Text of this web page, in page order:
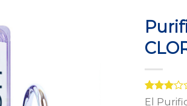
Valorado
1
El